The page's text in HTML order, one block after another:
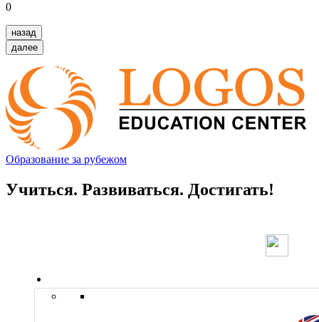
0
назад
далее
Образование за рубежом
Учиться. Развиваться. Достигать!